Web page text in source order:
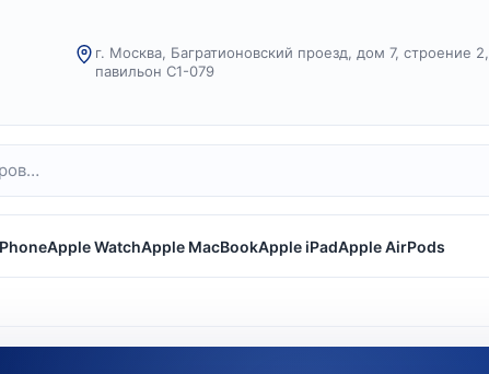
г. Москва, Багратионовский проезд, дом 7, строение 2,
павильон С1-079
Apple WatchApple MacBookApple iPadApple AirPods